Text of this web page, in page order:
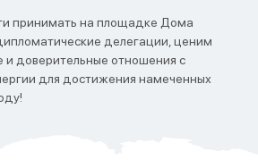
принимать на площадке Дома
делегации, ценим
доверительные отношения с
для достижения намеченных